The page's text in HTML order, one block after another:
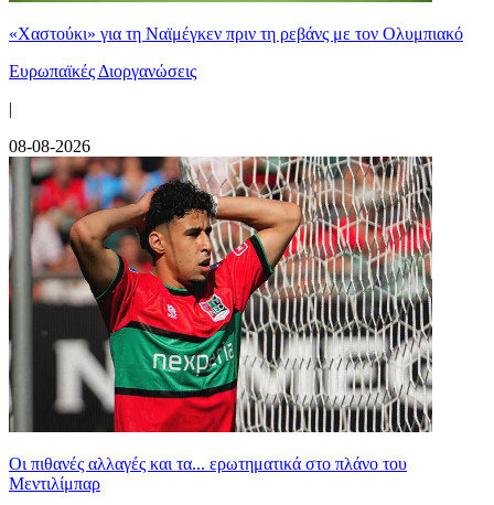
«Χαστούκι» για τη Ναϊμέγκεν πριν τη ρεβάνς με τον Ολυμπιακό
Ευρωπαϊκές Διοργανώσεις
|
08-08-2026
Οι πιθανές αλλαγές και τα... ερωτηματικά στο πλάνο του
Μεντιλίμπαρ